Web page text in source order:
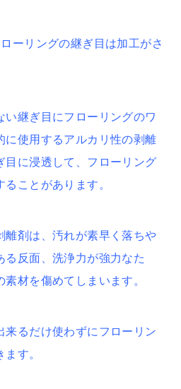
ーリングの継ぎ目は加工がさ
い継ぎ目にフローリングのワ
に使用するアルカリ性の剥離
目に浸透して、フローリング
ことがあります。
離剤は、汚れが素早く落ちや
る反面、洗浄力が強力なた
材を傷めてしまいます。
来るだけ使わずにフローリン
す。